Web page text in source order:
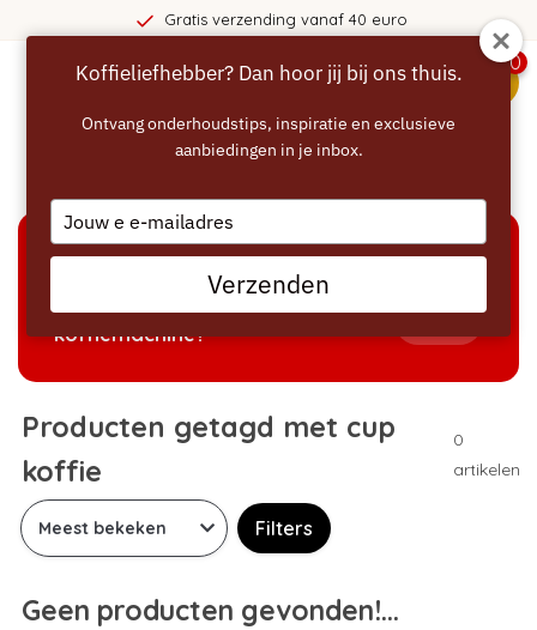
Gratis verzending vanaf 40 euro
0
Welke producten passen bij mijn
koffiemachine?
Producten getagd met cup
koffie
0
artikelen
Filters
Geen producten gevonden!...
Koffieliefhebber? Dan hoor jij bij ons thuis.
Ontvang onderhoudstips, inspiratie en exclusieve
aanbiedingen in je inbox.
Type
your
email
Verzenden